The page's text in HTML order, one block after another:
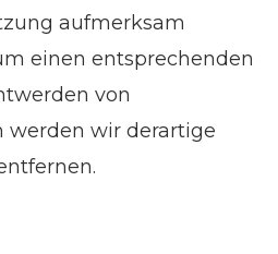
aufmerksam
einen entsprechenden
von
werden wir derartige